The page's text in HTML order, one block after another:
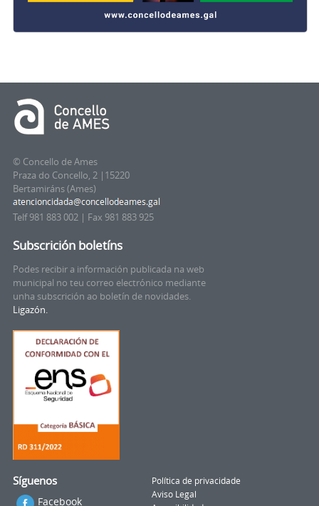
© Concello de Ames
Praza do Concello, 2 |15220
Bertamiráns (Ames)
Telf 981 883 002 | Fax 981 883 925
Subscrición boletíns
Podes recibir a información publicada na web
municipal no teu correo electrónico mediante
unha subscrición ao boletín de novidades.
Ligazón.
Síguenos
Facebook
Política de privacidade
Aviso Legal